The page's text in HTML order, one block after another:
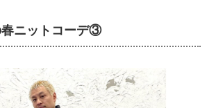
ニットコーデ③